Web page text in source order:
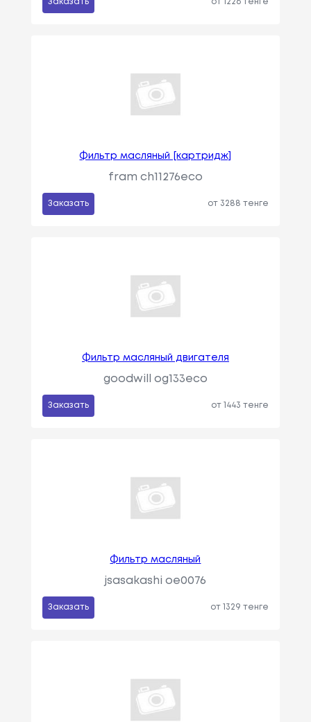
Фильтр масляный [картридж]
fram ch11276eco
Заказать от 3288 тенге
Фильтр масляный двигателя
goodwill og133eco
Заказать от 1443 тенге
Фильтр масляный
jsasakashi oe0076
Заказать от 1329 тенге